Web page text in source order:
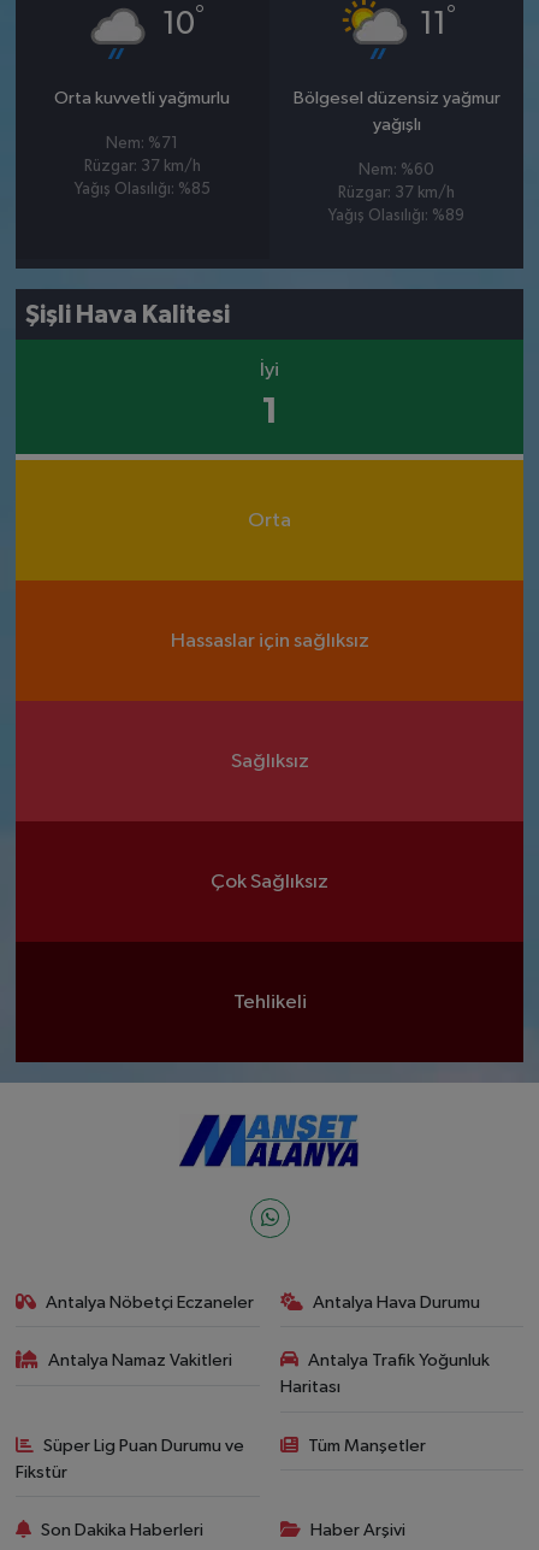
10°
Orta kuvvetli yağmurlu
Nem: %71
Rüzgar: 37 km/h
Yağış Olasılığı: %85
11 °
Bölgesel düzensiz yağmur
yağışlı
Nem: %60
Rüzgar: 37 km/h
Yağış Olasılığı: %89
Şişli Hava Kalitesi
İyi
1
Orta
Hassaslar için sağlıksız
Sağlıksız
Çok Sağlıksız
Tehlikeli
Antalya Nöbetçi Eczaneler Antalya Hava Durumu
Antalya Namaz Vakitleri
Antalya Trafik Yoğunluk
Haritası
Süper Lig Puan Durumu ve
Fikstür
Tüm Manşetler
Son Dakika Haberleri Haber Arşivi